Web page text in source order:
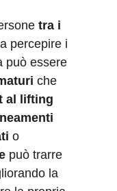
tra i
percepire i
può essere
che
al lifting
o
può trarre
la